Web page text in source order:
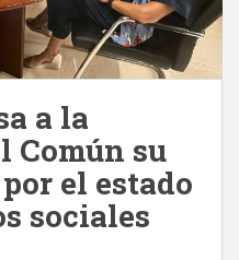
a la
Común su
el estado
sociales